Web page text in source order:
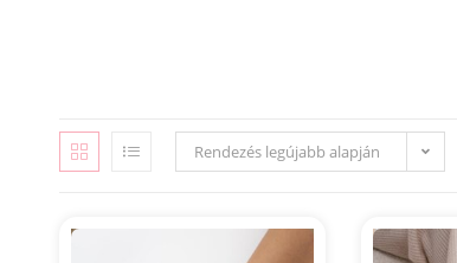
Rendezés legújabb alapján